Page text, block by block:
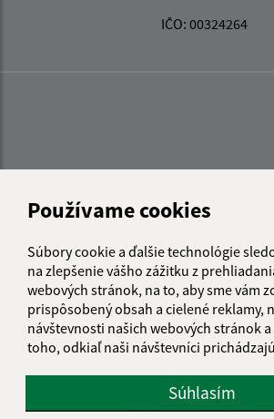
Používame cookies
Súbory cookie a ďalšie technológie
na zlepšenie vášho zážitku z
webových stránok, na to, aby sme vám
prispôsobený obsah a cielené reklamy,
návštevnosti našich webových stránok
toho, odkiaľ naši návštevníci
Súhlasím
IČO: 00324264
Vyhlásenie o prístupnosti